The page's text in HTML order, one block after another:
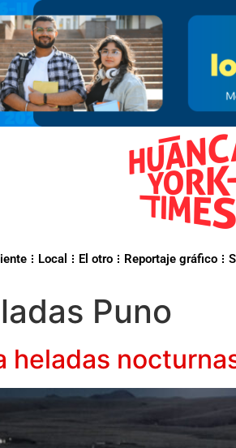
Local El otro Reportaje gráfico
Puno
heladas